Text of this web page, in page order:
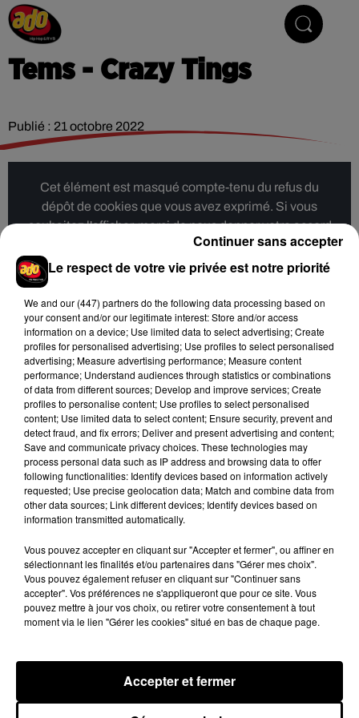
Tems - Crazy Tings
Publié : 21 octobre 2022
Cet élément est masqué compte-tenu du refus du
dépôt de cookies que vous avez exprimé. Si vous
souhaitez l'afficher, merci de nous donner votre accord
en cliquant sur le bouton ci-dessous.
Hip-Hop News
6 août 2026
Franglish et Keblack dévoilent une
session live surprise
5 août 2026
Après le film,
sur le père
Le respect de votre vie privée est notre priorité
We and our (447) partnersdo the following data processing based on
your consent and/or our legitimate interest: Store and/or access
information on a device; Use limited data to select advertising; Create
profiles for personalised advertising; Use profiles to select personalised
advertising; Measure advertising performance; Measure content
performance; Understand audiences through statistics or combinations
of data from different sources; Develop and improve services; Create
profiles to personalise content; Use profiles to select personalised
content; Use limited data to select content; Ensure security, prevent and
detect fraud, and fix errors; Deliver and present advertising and content;
Save and communicate privacy choices. These technologies may
process personal data such as IP address and browsing data to offer
following functionalities: Identify devices based on information actively
requested; Use precise geolocation data; Match and combine data from
other data sources; Link different devices; Identify devices based on
information transmitted automatically.
Vous pouvez accepter en cliquant sur "Accepter et fermer", ou affiner en
sélectionnant les finalités et/ou partenaires dans "Gérer mes choix".
Vous pouvez également refuser en cliquant sur "Continuer sans
accepter". Vos préférences ne s'appliqueront que pour ce site. Vous
pouvez mettre à jour vos choix, ou retirer votre consentement à tout
moment via le lien "Gérer les cookies" situé en bas de chaque page.
Accepter et fermer
Continuer sans accepter